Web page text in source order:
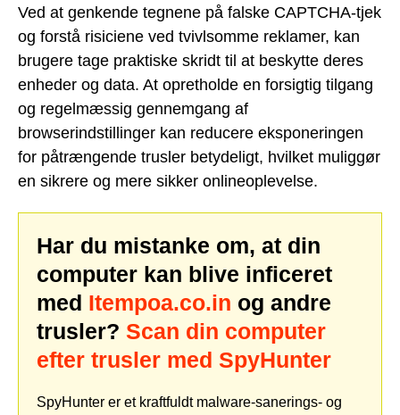
Ved at genkende tegnene på falske CAPTCHA-tjek
og forstå risiciene ved tvivlsomme reklamer, kan
brugere tage praktiske skridt til at beskytte deres
enheder og data. At opretholde en forsigtig tilgang
og regelmæssig gennemgang af
browserindstillinger kan reducere eksponeringen
for påtrængende trusler betydeligt, hvilket muliggør
en sikrere og mere sikker onlineoplevelse.
Har du mistanke om, at din
computer kan blive inficeret
med Itempoa.co.in og andre
trusler? Scan din computer
efter trusler med SpyHunter
SpyHunter er et kraftfuldt malware-sanerings- og